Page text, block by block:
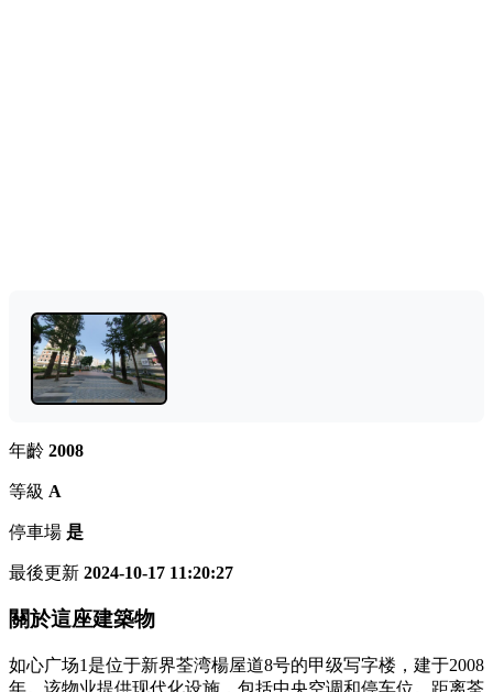
年齡 2008
等級 A
停車場 是
最後更新 2024-10-17 11:20:27
關於這座建築物
如心广场1是位于新界荃湾楊屋道8号的甲级写字楼，建于2008
年。该物业提供现代化设施，包括中央空调和停车位。距离荃